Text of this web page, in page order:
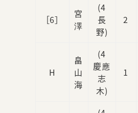
［6］
宮
澤
(4
長
野)
2
H
畠
山
海
(4
慶應
志
木)
1